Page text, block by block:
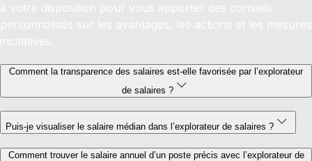
à votre disposition pour vous apporter des conseils
personnalisés sur les avantages, les actions et les mesures
incitatives.
Comment la transparence des salaires est-elle favorisée par l’explorateur
de salaires ?
Puis-je visualiser le salaire médian dans l’explorateur de salaires ?
Comment trouver le salaire annuel d’un poste précis avec l’explorateur de